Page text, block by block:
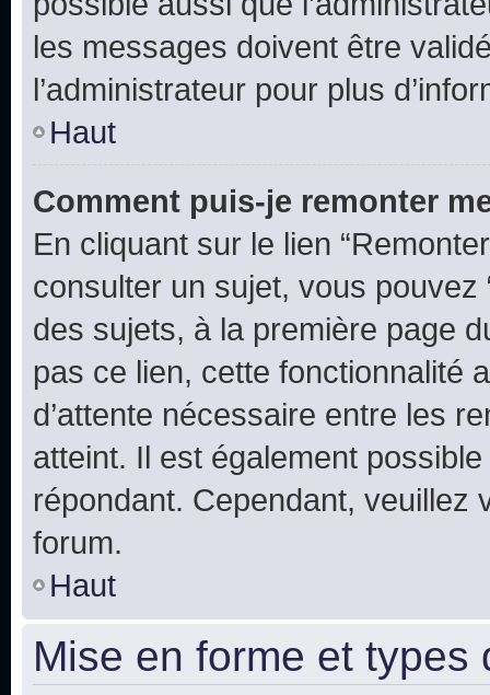
les messages doivent être
l’administrateur pour plus
Haut
Comment puis-je remonter
En cliquant sur le lien
consulter un sujet, vous pouvez
des sujets, à la première page
pas ce lien, cette fonctionnalité
d’attente nécessaire entre les
atteint. Il est également
répondant. Cependant,
forum.
Haut
Mise en forme et types